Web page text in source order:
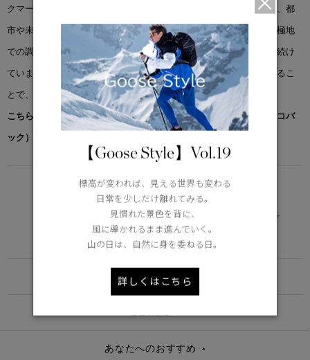
クマード調査ステーションで実際に働く科学者達のために開発され、都
市や未知の氷原を訪れる際にも、確かなパフォーマンスを提供し、極地
での調査に活躍するアメリカ国立科学財団にその機能性を評価され続け
ています。取り外し可能なフードトリムでカバーする範囲を拡大するこ
とで、パーカをカスタイマイズすることが可能です。
こちらの商品には先着でノベルティー（オリジナルポケッタブルエコバ
ック）をプレゼント。※なくなり次第終了となります。
EXTREME
-30°C以下
極寒地での厳しい実地試験にクリア
Learn more about TEI
FUNCTION
DETAIL
あなたへのおすすめ
【Goose Style】Vol.19
標高が変われば、見える世界も変わる
日常を少しだけ離れてみる。
見慣れた景色を背に、
風に導かれるまま進んでいく。
山の日は、自然に身を委ねる日。
詳しくはこちら